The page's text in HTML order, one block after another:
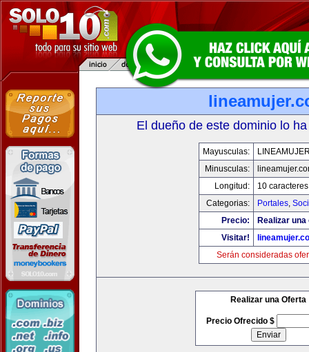
El dueño de este dominio lo
Mayusculas:
Minusculas:
Longitud:
10 caracteres
Categorias:
Portales,
Precio:
Realizar
Visitar!
Serán consideradas
Realizar una Oferta
Precio Ofrecido $